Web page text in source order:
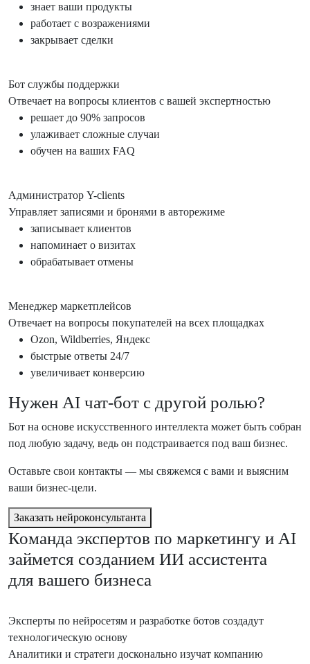
знает ваши продукты
работает с возражениями
закрывает сделки
Бот службы поддержки
Отвечает на вопросы клиентов с вашей экспертностью
решает до 90% запросов
улаживает сложные случаи
обучен на ваших FAQ
Администратор Y-clients
Управляет записями и бронями в авторежиме
записывает клиентов
напоминает о визитах
обрабатывает отмены
Менеджер маркетплейсов
Отвечает на вопросы покупателей на всех площадках
Ozon, Wildberries, Яндекс
быстрые ответы 24/7
увеличивает конверсию
Нужен AI чат-бот с другой ролью?
Бот на основе искусственного интеллекта может быть собран
под любую задачу, ведь он подстраивается под ваш бизнес.
Оставьте свои контакты — мы свяжемся с вами и выясним
ваши бизнес-цели.
Заказать нейроконсультанта
Команда экспертов по маркетингу и AI
займется созданием ИИ ассистента
для вашего бизнеса
Эксперты по нейросетям и разработке ботов создадут
технологическую основу
Аналитики и стратеги досконально изучат компанию